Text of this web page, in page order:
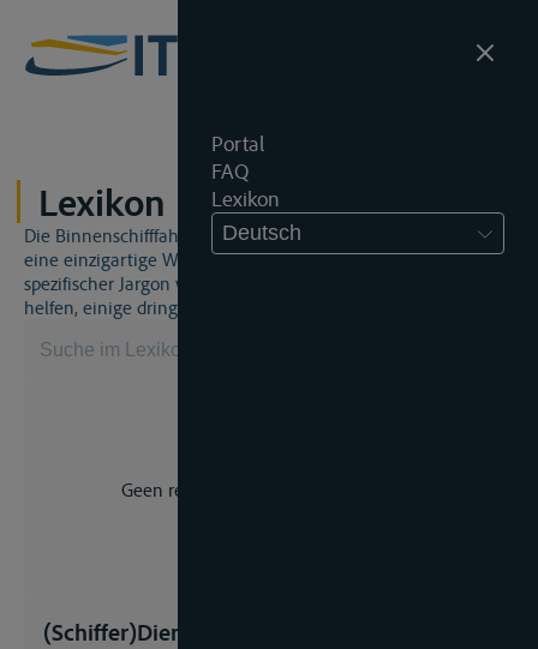
Portal
FAQ
Lexikon
Deutsch
Lexikon
Die Binnenschifffahrt und das Binnenschifffahrtsrecht sind
eine einzigartige Welt. Dies bedeutet, dass häufig ein
spezifischer Jargon verwendet wird. Dieses Lexikon wird Ihnen
helfen, einige dringend benötigte Begriffe zu beherrschen.
Geen resultaat voor uw zoekopdracht.
(Schiffer)Dienstbuch